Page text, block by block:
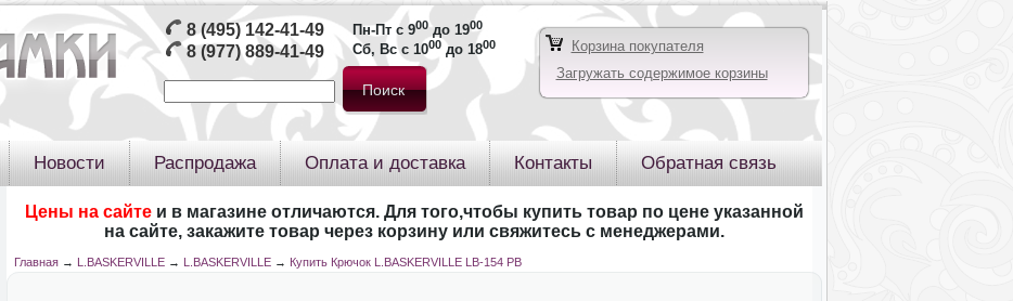
8 (495) 142-41-49
8 (977) 889-41-49
Пн-Пт с 900до 1900
Сб, Вс с 1000до 1800
Корзина покупателя
Загружать содержимое корзины
Новости Распродажа Оплата и доставка Контакты Обратная связь
Цены на сайте и в магазине отличаются. Для того,чтобы купить товар по цене указанной
на сайте, закажите товар через корзину или свяжитесь с менеджерами.
Главная → L.BASKERVILLE → L.BASKERVILLE → Купить Крючок L.BASKERVILLE LB-154 РB